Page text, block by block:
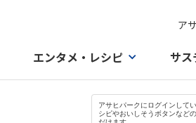
ア
エンタメ・レシピ サス
アサヒパークにログインして
シピやおいしそうボタンなど